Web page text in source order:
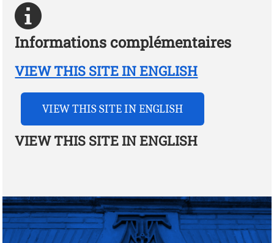
Informations complémentaires
VIEW THIS SITE IN ENGLISH
VIEW THIS SITE IN ENGLISH
VIEW THIS SITE IN ENGLISH